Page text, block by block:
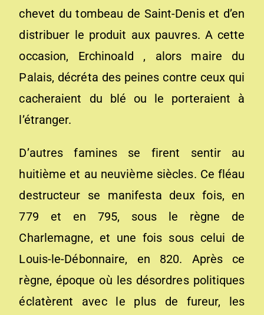
chevet du tombeau de Saint-Denis et d’en
distribuer le produit aux pauvres. A cette
occasion, Erchinoald , alors maire du
Palais, décréta des peines contre ceux qui
cacheraient du blé ou le porteraient à
l’étranger.
D’autres famines se firent sentir au
huitième et au neuvième siècles. Ce fléau
destructeur se manifesta deux fois, en
779 et en 795, sous le règne de
Charlemagne, et une fois sous celui de
Louis-le-Débonnaire, en 820. Après ce
règne, époque où les désordres politiques
éclatèrent avec le plus de fureur, les